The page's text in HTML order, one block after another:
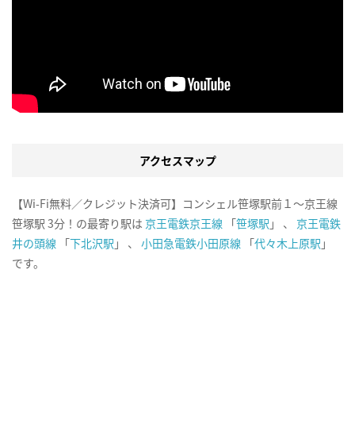
アクセスマップ
【Wi-Fi無料／クレジット決済可】コンシェル笹塚駅前１～京王線
笹塚駅 3分！の最寄り駅は 京王電鉄京王線 「笹塚駅 」 、 京王電鉄
井の頭線 「下北沢駅 」 、 小田急電鉄小田原線 「代々木上原駅 」
です。